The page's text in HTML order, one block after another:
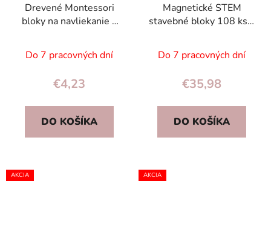
Drevené Montessori
bloky na navliekanie –
značky, 23 ks hračka
Do 7 pracovných dní
€4,23
DO KOŠÍKA
Magnetické STEM
stavebné bloky 108 ks –
vzdelávacia hra pre deti
3+
Do 7 pracovných dní
€35,98
DO KOŠÍKA
AKCIA AKCIA